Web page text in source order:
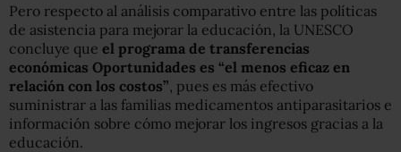
Pero respecto al análisis comparativo entre las políticas
de asistencia para mejorar la educación, la UNESCO
concluye que el programa de transferencias
económicas Oportunidades es “el menos eficaz en
relación con los costos” , pues es más efectivo
suministrar a las familias medicamentos antiparasitarios e
información sobre cómo mejorar los ingresos gracias a la
educación.